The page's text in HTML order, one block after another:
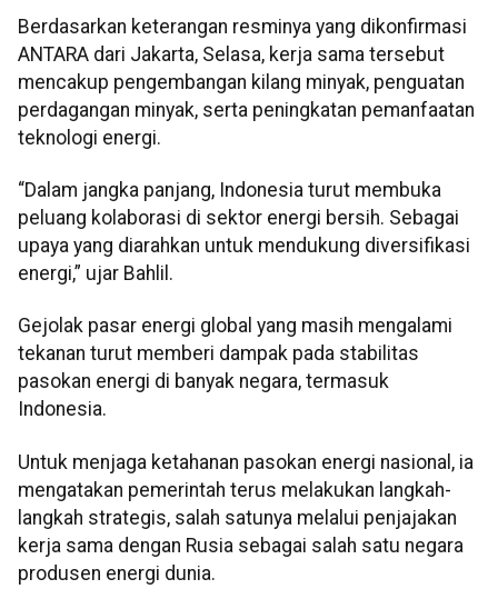
Berdasarkan keterangan resminya yang dikonfirmasi
ANTARA dari Jakarta, Selasa, kerja sama tersebut
mencakup pengembangan kilang minyak, penguatan
perdagangan minyak, serta peningkatan pemanfaatan
teknologi energi.
“Dalam jangka panjang, Indonesia turut membuka
peluang kolaborasi di sektor energi bersih. Sebagai
upaya yang diarahkan untuk mendukung diversifikasi
energi,” ujar Bahlil.
Gejolak pasar energi global yang masih mengalami
tekanan turut memberi dampak pada stabilitas
pasokan energi di banyak negara, termasuk
Indonesia.
Untuk menjaga ketahanan pasokan energi nasional, ia
mengatakan pemerintah terus melakukan langkah-
langkah strategis, salah satunya melalui penjajakan
kerja sama dengan Rusia sebagai salah satu negara
produsen energi dunia.